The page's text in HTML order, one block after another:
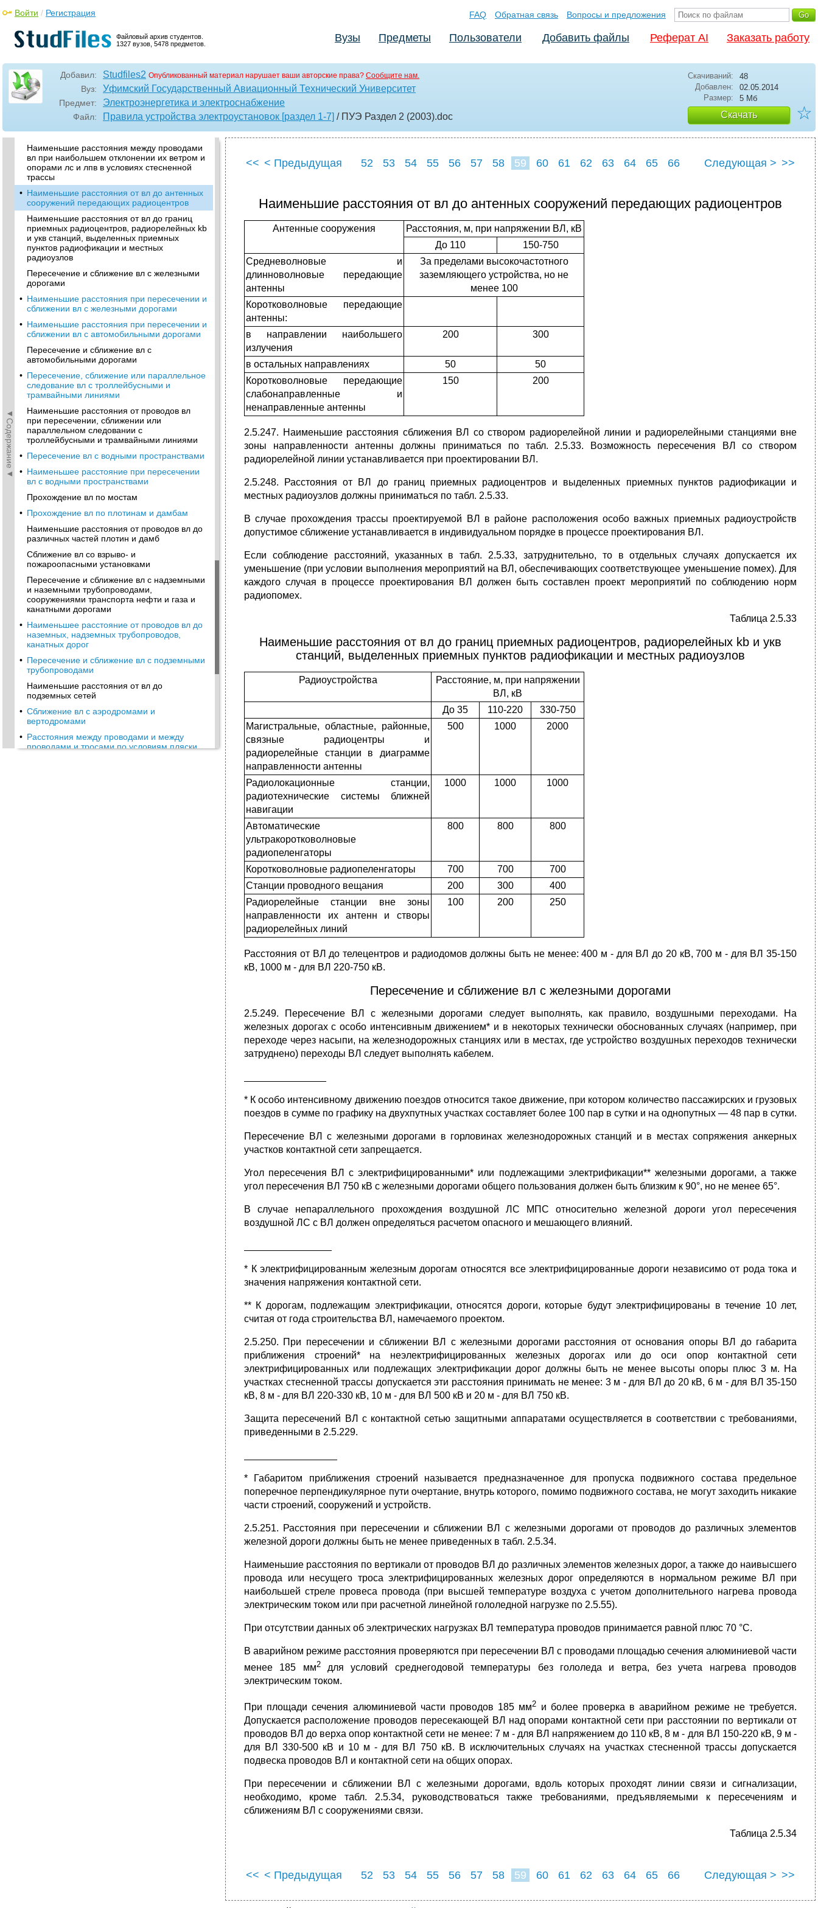
Файловый архив студентов.
1327 вузов, 5478 предметов.
Войти / Регистрация FAQ Обратная связь Вопросы и предложения
Вузы Предметы Пользователи Добавить файлы Реферат AI Заказать работу
Добавил: Studfiles2 Опубликованный материал нарушает ваши авторские права? Сообщите нам.
Вуз: Уфимский Государственный Авиационный Технический Университет
Предмет: Электроэнергетика и электроснабжение
Файл: Правила устройства электроустановок [раздел 1-7] / ПУЭ Раздел 2 (2003).doc
Скачиваний:
48
Добавлен:
02.05.2014
Размер:
5 Мб
Скачать ☆
◄Содержание◄
части
кабеля лс и лпв на участке пересечения с
вл
• Допустимое изменение места установки
опор лс и лпв, ограничивающих пролет
пересечения с вл
Максимально допустимые длины пролетов
лс и пв в месте пересечения с вл
Наименьшее расстояние по вертикали от
проводов вл до проводов лс и лпв
Наименьшие расстояния между проводами
вл при наибольшем отклонении их ветром и
опорами лс и лпв в условиях стесненной
трассы
• Наименьшие расстояния от вл до антенных
сооружений передающих радиоцентров
Наименьшие расстояния от вл до границ
приемных радиоцентров, радиорелейных kb
и укв станций, выделенных приемных
пунктов радиофикации и местных
радиоузлов
Пересечение и сближение вл с железными
дорогами
• Наименьшие расстояния при пересечении и
сближении вл с железными дорогами
• Наименьшие расстояния при пересечении и
сближении вл с автомобильными дорогами
Пересечение и сближение вл с
автомобильными дорогами
• Пересечение, сближение или параллельное
следование вл с троллейбусными и
трамвайными линиями
Наименьшие расстояния от проводов вл
при пересечении, сближении или
параллельном следовании с
троллейбусными и трамвайными линиями
• Пересечение вл с водными пространствами
• Наименьшее расстояние при пересечении
вл с водными пространствами
Прохождение вл по мостам
• Прохождение вл по плотинам и дамбам
Наименьшие расстояния от проводов вл до
различных частей плотин и дамб
Сближение вл со взрыво- и
пожароопасными установками
Пересечение и сближение вл с надземными
и наземными трубопроводами,
сооружениями транспорта нефти и газа и
канатными дорогами
• Наименьшее расстояние от проводов вл до
наземных, надземных трубопроводов,
канатных дорог
• Пересечение и сближение вл с подземными
трубопроводами
Наименьшие расстояния от вл до
подземных сетей
• Сближение вл с аэродромами и
вертодромами
• Расстояния между проводами и между
проводами и тросами по условиям пляски
<< < Предыдущая 52 53 54 55 56 57 58 59 60 61 62 63 64 65
66
Следующая > >>
Наименьшие расстояния от вл до антенных сооружений передающих радиоцентров
Антенные сооружения
Расстояния, м, при напряжении ВЛ, кВ
До 110
150-750
Средневолновые и
длинноволновые передающие
антенны
За пределами высокочастотного
заземляющего устройства, но не
менее 100
Коротковолновые передающие
антенны:
в направлении наибольшего
излучения
200 300
в остальных направлениях 50
50
Коротковолновые передающие
слабонаправленные и
ненаправленные антенны
150 200
2.5.247. Наименьшие расстояния сближения ВЛ со створом радиорелейной линии и радиорелейными станциями вне
зоны направленности антенны должны приниматься по табл. 2.5.33. Возможность пересечения ВЛ со створом
радиорелейной линии устанавливается при проектировании ВЛ.
2.5.248. Расстояния от ВЛ до границ приемных радиоцентров и выделенных приемных пунктов радиофикации и
местных радиоузлов должны приниматься по табл. 2.5.33.
В случае прохождения трассы проектируемой ВЛ в районе расположения особо важных приемных радиоустройств
допустимое сближение устанавливается в индивидуальном порядке в процессе проектирования ВЛ.
Если соблюдение расстояний, указанных в табл. 2.5.33, затруднительно, то в отдельных случаях допускается их
уменьшение (при условии выполнения мероприятий на ВЛ, обеспечивающих соответствующее уменьшение помех). Для
каждого случая в процессе проектирования ВЛ должен быть составлен проект мероприятий по соблюдению норм
радиопомех.
Таблица 2.5.33
Наименьшие расстояния от вл до границ приемных радиоцентров, радиорелейных kb и укв
станций, выделенных приемных пунктов радиофикации и местных радиоузлов
Радиоустройства
Расстояние, м, при напряжении
ВЛ, кВ
До 35
110-220
330-750
Магистральные, областные, районные,
связные радиоцентры и
радиорелейные станции в диаграмме
направленности антенны
500 1000 2000
Радиолокационные станции,
радиотехнические системы ближней
навигации
1000 1000 1000
Автоматические
ультракоротковолновые
радиопеленгаторы
800 800 800
Коротковолновые радиопеленгаторы 700 700
700
Станции проводного вещания
200 300
400
Радиорелейные станции вне зоны
направленности их антенн и створы
радиорелейных линий
100 200 250
Расстояния от ВЛ до телецентров и радиодомов должны быть не менее: 400 м - для ВЛ до 20 кВ, 700 м - для ВЛ 35-150
кВ, 1000 м - для ВЛ 220-750 кВ.
Пересечение и сближение вл с железными дорогами
2.5.249. Пересечение ВЛ с железными дорогами следует выполнять, как правило, воздушными переходами. На
железных дорогах с особо интенсивным движением* и в некоторых технически обоснованных случаях (например, при
переходе через насыпи, на железнодорожных станциях или в местах, где устройство воздушных переходов технически
затруднено) переходы ВЛ следует выполнять кабелем.
* К особо интенсивному движению поездов относится такое движение, при котором количество пассажирских и грузовых
поездов в сумме по графику на двухпутных участках составляет более 100 пар в сутки и на однопутных — 48 пар в сутки.
Пересечение ВЛ с железными дорогами в горловинах железнодорожных станций и в местах сопряжения анкерных
участков контактной сети запрещается.
Угол пересечения ВЛ с электрифицированными* или подлежащими электрификации** железными дорогами, а также
угол пересечения ВЛ 750 кВ с железными дорогами общего пользования должен быть близким к 90°, но не менее 65°.
В случае непараллельного прохождения воздушной ЛС МПС относительно железной дороги угол пересечения
воздушной ЛС с ВЛ должен определяться расчетом опасного и мешающего влияний.
* К электрифицированным железным дорогам относятся все электрифицированные дороги независимо от рода тока и
значения напряжения контактной сети.
** К дорогам, подлежащим электрификации, относятся дороги, которые будут электрифицированы в течение 10 лет,
считая от года строительства ВЛ, намечаемого проектом.
2.5.250. При пересечении и сближении ВЛ с железными дорогами расстояния от основания опоры ВЛ до габарита
приближения строений* на неэлектрифицированных железных дорогах или до оси опор контактной сети
электрифицированных или подлежащих электрификации дорог должны быть не менее высоты опоры плюс 3 м. На
участках стесненной трассы допускается эти расстояния принимать не менее: 3 м - для ВЛ до 20 кВ, 6 м - для ВЛ 35-150
кВ, 8 м - для ВЛ 220-330 кВ, 10 м - для ВЛ 500 кВ и 20 м - для ВЛ 750 кВ.
Защита пересечений ВЛ с контактной сетью защитными аппаратами осуществляется в соответствии с требованиями,
приведенными в 2.5.229.
* Габаритом приближения строений называется предназначенное для пропуска подвижного состава предельное
поперечное перпендикулярное пути очертание, внутрь которого, помимо подвижного состава, не могут заходить никакие
части строений, сооружений и устройств.
2.5.251. Расстояния при пересечении и сближении ВЛ с железными дорогами от проводов до различных элементов
железной дороги должны быть не менее приведенных в табл. 2.5.34.
Наименьшие расстояния по вертикали от проводов ВЛ до различных элементов железных дорог, а также до наивысшего
провода или несущего троса электрифицированных железных дорог определяются в нормальном режиме ВЛ при
наибольшей стреле провеса провода (при высшей температуре воздуха с учетом дополнительного нагрева провода
электрическим током или при расчетной линейной гололедной нагрузке по 2.5.55).
При отсутствии данных об электрических нагрузках ВЛ температура проводов принимается равной плюс 70 °С.
В аварийном режиме расстояния проверяются при пересечении ВЛ с проводами площадью сечения алюминиевой части
менее 185 мм2 для условий среднегодовой температуры без гололеда и ветра, без учета нагрева проводов
электрическим током.
При площади сечения алюминиевой части проводов 185 мм2 и более проверка в аварийном режиме не требуется.
Допускается расположение проводов пересекающей ВЛ над опорами контактной сети при расстоянии по вертикали от
проводов ВЛ до верха опор контактной сети не менее: 7 м - для ВЛ напряжением до 110 кВ, 8 м - для ВЛ 150-220 кВ, 9 м -
для ВЛ 330-500 кВ и 10 м - для ВЛ 750 кВ. В исключительных случаях на участках стесненной трассы допускается
подвеска проводов ВЛ и контактной сети на общих опорах.
При пересечении и сближении ВЛ с железными дорогами, вдоль которых проходят линии связи и сигнализации,
необходимо, кроме табл. 2.5.34, руководствоваться также требованиями, предъявляемыми к пересечениям и
сближениям ВЛ с сооружениями связи.
Таблица 2.5.34
<< < Предыдущая 52 53 54 55 56 57 58 59 60 61 62 63 64 65
66
Следующая > >>